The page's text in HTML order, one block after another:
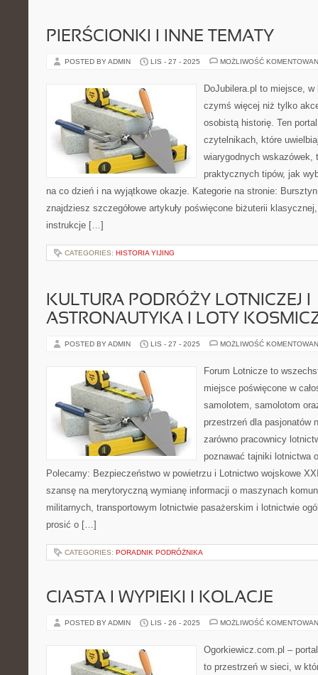
PIERŚCIONKI I INNE TEMATY
POSTED BY ADMIN LIS - 27 - 2025 MOŻLIWOŚĆ
DoJubilera.pl to miejsce,
czymś więcej niż tylko
osobistą historię. Ten
czytelnikach, które
wiarygodnych wskazówek,
praktycznych tipów, jak
na co dzień i na wyjątkowe okazje. Kategorie na stronie:
znajdziesz szczegółowe artykuły poświęcone biżuterii
instrukcje […]
CATEGORIES: HISTORIA YIJING
KULTURA PODRÓŻY LOTNICZEJ I
ASTRONAUTYKA I LOTY
POSTED BY ADMIN LIS - 27 - 2025 MOŻLIWOŚĆ
Forum Lotnicze to
miejsce poświęcone w
samolotem, samolotom
przestrzeń dla pasjonatów
zarówno pracownicy
poznawać tajniki lotnictwa
Polecamy: Bezpieczeństwo w powietrzu i Lotnictwo wojskowe
szansę na merytoryczną wymianę informacji o maszynach
militarnych, transportowym lotnictwie pasażerskim i lotnictwie
prosić o […]
CATEGORIES: PORADNIK PODRÓŻNIKA
CIASTA I WYPIEKI I KOLACJE
POSTED BY ADMIN LIS - 26 - 2025 MOŻLIWOŚĆ
Ogorkiewicz.com.pl –
to przestrzeń w sieci, w